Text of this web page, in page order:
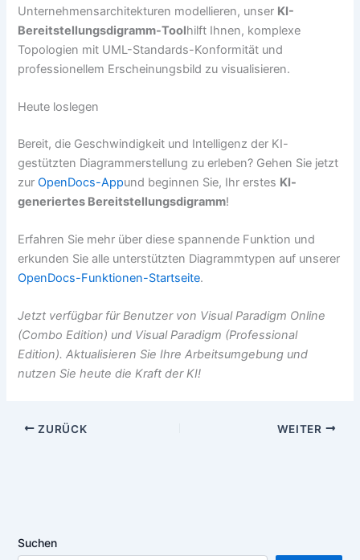
Unternehmensarchitekturen modellieren, unser KI-
Bereitstellungsdigramm-Toolhilft Ihnen, komplexe
Topologien mit UML-Standards-Konformität und
professionellem Erscheinungsbild zu visualisieren.
Heute loslegen
Bereit, die Geschwindigkeit und Intelligenz der KI-
gestützten Diagrammerstellung zu erleben? Gehen Sie jetzt
zurOpenDocs-Appund beginnen Sie, Ihr erstes KI-
generiertes Bereitstellungsdigramm!
Erfahren Sie mehr über diese spannende Funktion und
erkunden Sie alle unterstützten Diagrammtypen auf unserer
OpenDocs-Funktionen-Startseite.
Jetzt verfügbar für Benutzer von Visual Paradigm Online
(Combo Edition) und Visual Paradigm (Professional
Edition). Aktualisieren Sie Ihre Arbeitsumgebung und
nutzen Sie heute die Kraft der KI!
ZURÜCK WEITER
Suchen